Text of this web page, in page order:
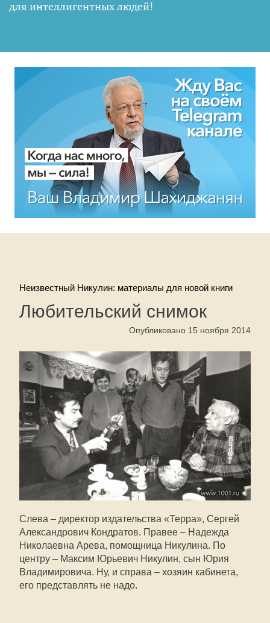
для интеллигентных людей!
Неизвестный Никулин: материалы для новой книги
Любительский снимок
Опубликовано 15 ноября 2014
Слева – директор издательства «Терра», Сергей
Александрович Кондратов. Правее – Надежда
Николаевна Арева, помощница Никулина. По
центру – Максим Юрьевич Никулин, сын Юрия
Владимировича. Ну, и справа – хозяин кабинета,
его представлять не надо.